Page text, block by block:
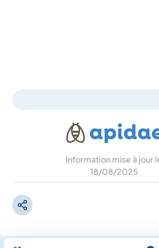
Information mise à jour
18/08/2025